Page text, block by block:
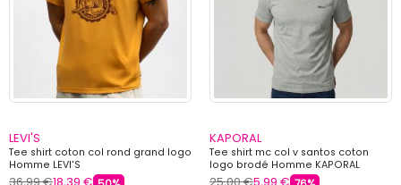
LEVI'S
Tee shirt coton col rond grand logo
Homme LEVI'S
KAPORAL
Tee shirt mc col v santos coton
logo brodé Homme KAPORAL